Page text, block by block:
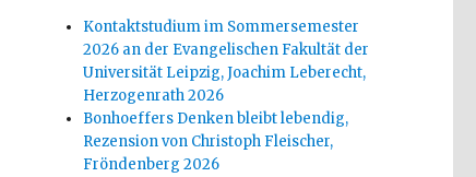
Kontaktstudium im Sommersemester
2026 an der Evangelischen Fakultät der
Universität Leipzig, Joachim Leberecht,
Herzogenrath 2026
Bonhoeffers Denken bleibt lebendig,
Rezension von Christoph Fleischer,
Fröndenberg 2026